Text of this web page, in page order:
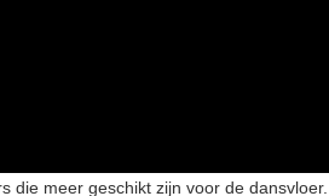
die meer geschikt zijn voor de dansvloer.